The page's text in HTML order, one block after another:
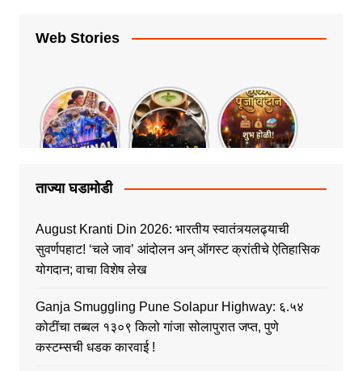
Web Stories
ताज्या घडामोडी
August Kranti Din 2026: भारतीय स्वातंत्र्यलढ्याची
सुवर्णपहाट! ‘चले जाव’ आंदोलन अन् ऑगस्ट क्रांतीचे ऐतिहासिक
योगदान; वाचा विशेष लेख
Ganja Smuggling Pune Solapur Highway: ६.५४
कोटींचा तब्बल १३०९ किलो गांजा सोलापुरात जप्त, पुणे
कस्टम्सची धडक कारवाई !